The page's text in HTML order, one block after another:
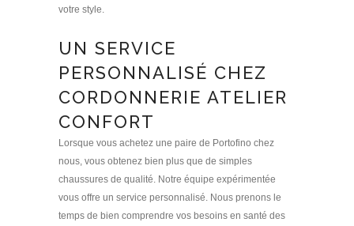
votre style.
UN SERVICE
PERSONNALISÉ CHEZ
CORDONNERIE ATELIER
CONFORT
Lorsque vous achetez une paire de Portofino chez
nous, vous obtenez bien plus que de simples
chaussures de qualité. Notre équipe expérimentée
vous offre un service personnalisé. Nous prenons le
temps de bien comprendre vos besoins en santé des